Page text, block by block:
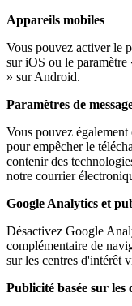
Appareils mobiles
Vous pouvez activer le
sur iOS ou le
» sur Android.
Paramètres de
Vous pouvez
pour empêcher le
contenir des
notre courrier
Google Analytics et
Désactivez Google
complémentaire de
sur les centres d'intérêt
Publicité basée sur les